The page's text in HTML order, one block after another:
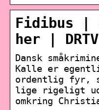
Fidibus |
her | DRTV
Dansk
Kalle er
ordentlig fyr,
lige rigeligt
omkring